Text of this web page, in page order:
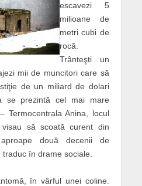
escavezi 5
milioane de
metri cubi de
rocă.
Trânteşti un
mii de muncitori care să
de un miliard de dolari
se prezintă cel mai mare
Termocentrala Anina, locul
visau să scoată curent din
două decenii de
în drame sociale.
în vârful unei coline.